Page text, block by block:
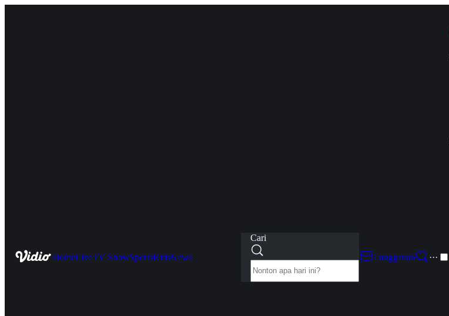
HomeLiveTV ShowSportsKidsNews
Cari
Langganan
···